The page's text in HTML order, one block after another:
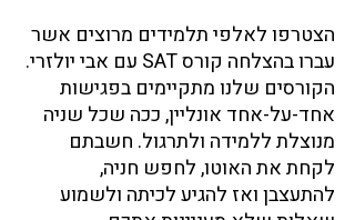
הצטרפו לאלפי תלמידים מרוצים אשר
עברו בהצלחה קורס SAT עם אבי יולזרי.
הקורסים שלנו מתקיימים בפגישות
אחד-על-אחד אונליין, ככה שכל שניה
מנוצלת ללמידה ולתרגול. חשבתם
לקחת את האוטו, לחפש חניה,
להתעצבן ואז להגיע לכיתה ולשמוע